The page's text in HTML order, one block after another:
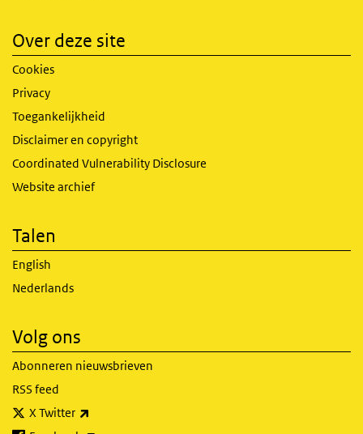
Over deze site
Cookies
Privacy
Toegankelijkheid
Disclaimer en copyright
Coordinated Vulnerability Disclosure
Website archief
Talen
English
Nederlands
Volg ons
Abonneren nieuwsbrieven
RSS feed
X Twitter